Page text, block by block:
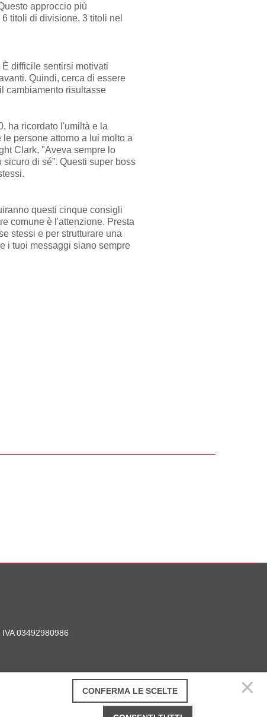
approccio più
titoli di divisione, 3 titoli nel
difficile sentirsi motivati
Quindi, cerca di essere
cambiamento risultasse
ha ricordato l'umiltà e la
persone attorno a lui molto a
Clark, "Aveva sempre lo
di sé”. Questi super boss
questi cinque consigli
comune è l'attenzione. Presta
stessi e per strutturare una
i tuoi messaggi siano sempre
03492980986
CONFERMA LE SCELTE